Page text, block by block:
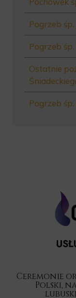
Pogrzeb
Pogrzeb
Ostatnie
Pogrzeb
Ceremonie
Polski,